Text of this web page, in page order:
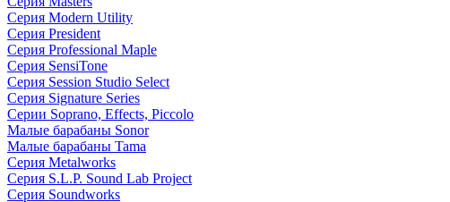
Серия Modern Utility
Серия President
Серия Professional Maple
Серия SensiTone
Серия Session Studio Select
Серия Signature Series
Серии Soprano, Effects, Piccolo
Малые барабаны Sonor
Малые барабаны Tama
Серия Metalworks
Серия S.L.P. Sound Lab Project
Серия Soundworks